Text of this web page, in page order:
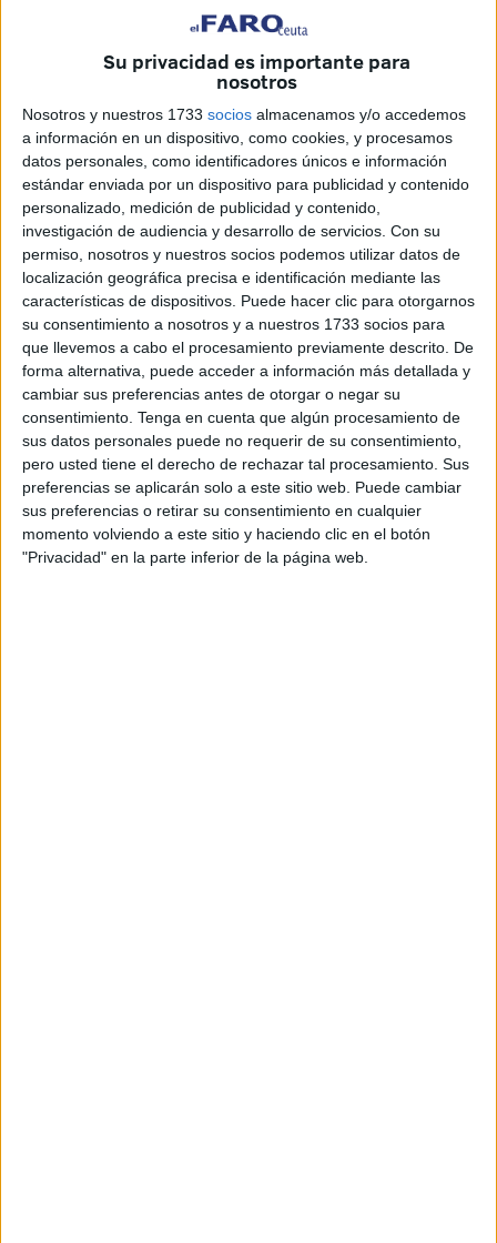
Su privacidad es importante para
nosotros
Nosotros y nuestros 1733 socios almacenamos y/o accedemos
a información en un dispositivo, como cookies, y procesamos
datos personales, como identificadores únicos e información
estándar enviada por un dispositivo para publicidad y contenido
personalizado, medición de publicidad y contenido,
investigación de audiencia y desarrollo de servicios. Con su
permiso, nosotros y nuestros socios podemos utilizar datos de
localización geográfica precisa e identificación mediante las
características de dispositivos. Puede hacer clic para otorgarnos
su consentimiento a nosotros y a nuestros 1733 socios para
que llevemos a cabo el procesamiento previamente descrito. De
forma alternativa, puede acceder a información más detallada y
cambiar sus preferencias antes de otorgar o negar su
consentimiento. Tenga en cuenta que algún procesamiento de
sus datos personales puede no requerir de su consentimiento,
pero usted tiene el derecho de rechazar tal procesamiento. Sus
preferencias se aplicarán solo a este sitio web. Puede cambiar
sus preferencias o retirar su consentimiento en cualquier
momento volviendo a este sitio y haciendo clic en el botón
"Privacidad" en la parte inferior de la página web.
Las cifras de automóviles y contenedores incendiadosen
lo que va de año en la vía pública en Ceuta han registrado
sendos descensos con respecto a 2022 del 16% y del
53%, respectivamente, según los datos del Servicio de
Extinción de Incendios y Salvamento ( SEIS) a los que ha
tenido acceso este periódico.
Entre el 1 de enero y el 1 de agosto de 2023 han sido
pasto de las llamas en la ciudad autónoma un total de 79
vehículosy 72 depósitos para residuos sólidos urbanos.
En el mismo periodo del año pasado había ocurrido lo
mismo con 94 coches y 152 contenedores de acuerdo con
la misma fuente.
Los incendios en puntos de concentración de chatarra o
basura también han decrecido este año, pasando de 66
durante los siete primeros meses de 2022 a 61 entre enero